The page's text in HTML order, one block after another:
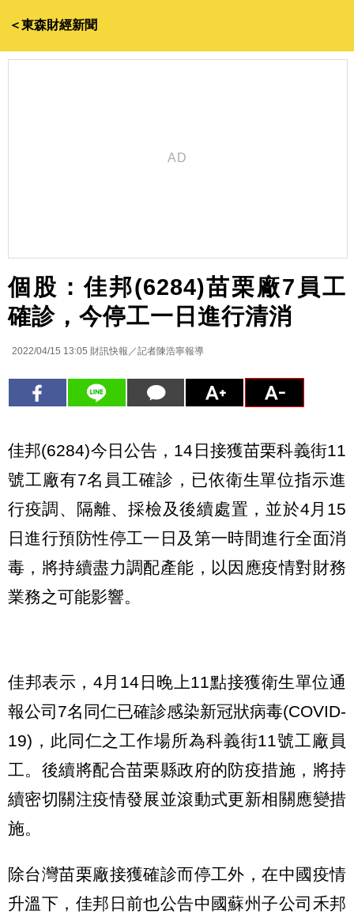
＜東森財經新聞
個股：佳邦(6284)苗栗廠7員工
確診，今停工一日進行清消
2022/04/15 13:05 財訊快報／記者陳浩寧報導
佳邦(6284)今日公告，14日接獲苗栗科義街11
號工廠有7名員工確診，已依衛生單位指示進
行疫調、隔離、採檢及後續處置，並於4月15
日進行預防性停工一日及第一時間進行全面消
毒，將持續盡力調配產能，以因應疫情對財務
業務之可能影響。
佳邦表示，4月14日晚上11點接獲衛生單位通
報公司7名同仁已確診感染新冠狀病毒(COVID-
19)，此同仁之工作場所為科義街11號工廠員
工。後續將配合苗栗縣政府的防疫措施，將持
續密切關注疫情發展並滾動式更新相關應變措
施。
除台灣苗栗廠接獲確診而停工外，在中國疫情
升溫下，佳邦日前也公告中國蘇州子公司禾邦